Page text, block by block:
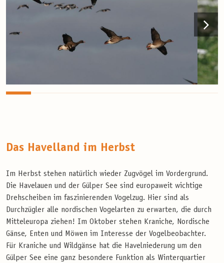
Das Havelland im Herbst
Im Herbst stehen natürlich wieder Zugvögel im Vordergrund.
Die Havelauen und der Gülper See sind europaweit wichtige
Drehscheiben im faszinierenden Vogelzug. Hier sind als
Durchzügler alle nordischen Vogelarten zu erwarten, die durch
Mitteleuropa ziehen! Im Oktober stehen Kraniche, Nordische
Gänse, Enten und Möwen im Interesse der Vogelbeobachter.
Für Kraniche und Wildgänse hat die Havelniederung um den
Gülper See eine ganz besondere Funktion als Winterquartier